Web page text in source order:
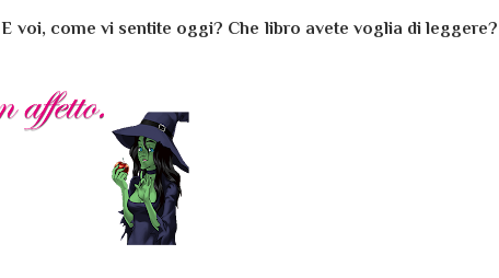
E voi, come vi sentite oggi? Che libro avete voglia di leggere?